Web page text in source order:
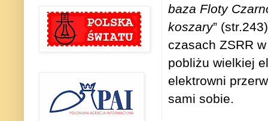
baza Floty
koszary”
czasach ZSRR
pobliżu wielkiej
elektrowni
sami sobie.